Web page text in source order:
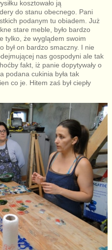
kosztowało ją
do stanu obecnego. Pani
podanym tu obiadem. Już
stare meble, było bardzo
tylko, że wyglądem swoim
był on bardzo smaczny. I nie
nas gospodyni ale tak
fakt, iż panie dopytywały o
podana cukinia była tak
co je. Hitem zaś był ciepły